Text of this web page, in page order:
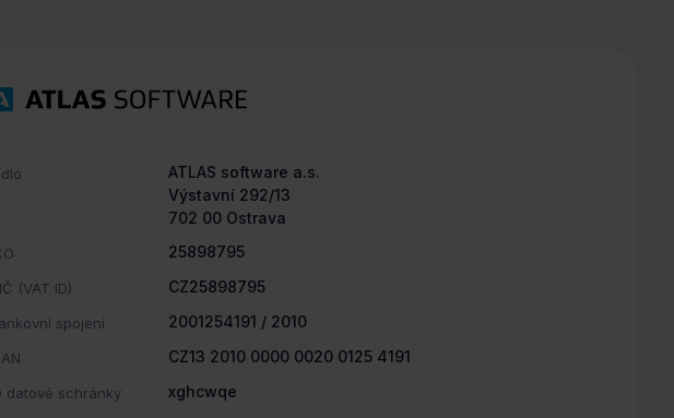
ATLAS software a.s.
Výstavní 292/13
702 00 Ostrava
25898795
(VAT ID) CZ25898795
spojení 2001254191 / 2010
CZ13 2010 0000 0020 0125 4191
datové schránky xghcwqe